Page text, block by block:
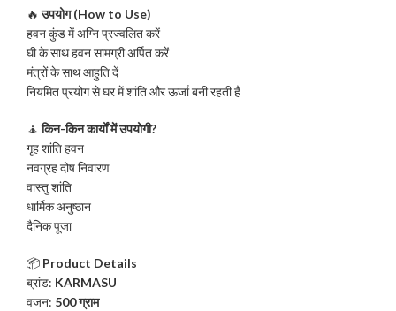
🔥उपयोग (How to Use)
हवन कुंड में अग्नि प्रज्वलित करें
घी के साथ हवन सामग्री अर्पित करें
मंत्रों के साथ आहुति दें
नियमित प्रयोग से घर में शांति और ऊर्जा बनी रहती है
🧘किन-किन कार्यों में उपयोगी?
गृह शांति हवन
नवग्रह दोष निवारण
वास्तु शांति
धार्मिक अनुष्ठान
दैनिक पूजा
📦 Product Details
ब्रांड: KARMASU
वजन: 500 ग्राम